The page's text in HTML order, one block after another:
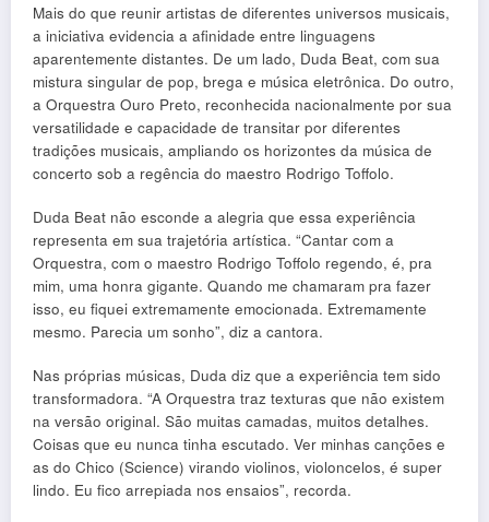
Mais do que reunir artistas de diferentes universos musicais,
a iniciativa evidencia a afinidade entre linguagens
aparentemente distantes. De um lado, Duda Beat, com sua
mistura singular de pop, brega e música eletrônica. Do outro,
a Orquestra Ouro Preto, reconhecida nacionalmente por sua
versatilidade e capacidade de transitar por diferentes
tradições musicais, ampliando os horizontes da música de
concerto sob a regência do maestro Rodrigo Toffolo.
Duda Beat não esconde a alegria que essa experiência
representa em sua trajetória artística. “Cantar com a
Orquestra, com o maestro Rodrigo Toffolo regendo, é, pra
mim, uma honra gigante. Quando me chamaram pra fazer
isso, eu fiquei extremamente emocionada. Extremamente
mesmo. Parecia um sonho”, diz a cantora.
Nas próprias músicas, Duda diz que a experiência tem sido
transformadora. “A Orquestra traz texturas que não existem
na versão original. São muitas camadas, muitos detalhes.
Coisas que eu nunca tinha escutado. Ver minhas canções e
as do Chico (Science) virando violinos, violoncelos, é super
lindo. Eu fico arrepiada nos ensaios”, recorda.